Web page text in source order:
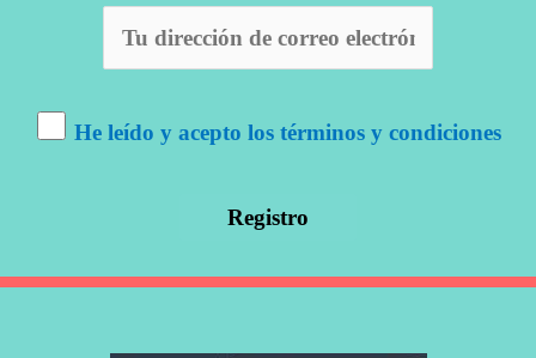
He leído y acepto los términos y condiciones